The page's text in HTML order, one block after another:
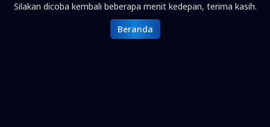
Silakan dicoba kembali beberapa menit kedepan, terima kasih.
Beranda